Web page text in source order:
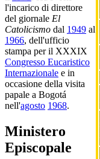
l'incarico di direttore
del giornale El
Catolicismo dal 1949 al
1966, dell'ufficio
stampa per il XXXIX
Congresso Eucaristico
Internazionale e in
occasione della visita
papale a Bogotá
nell'agosto 1968.
Ministero
Episcopale